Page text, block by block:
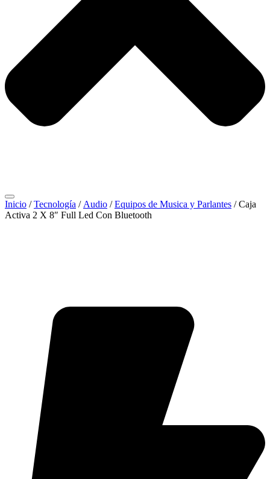
Inicio /Tecnología / Audio /Equipos de Musica y Parlantes / Caja
Activa 2 X 8″ Full Led Con Bluetooth